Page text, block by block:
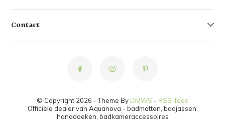
Contact
© Copyright 2026 - Theme By DMWS - RSS-feed
Officiële dealer van Aquanova - badmatten, badjassen,
handdoeken, badkameraccessoires